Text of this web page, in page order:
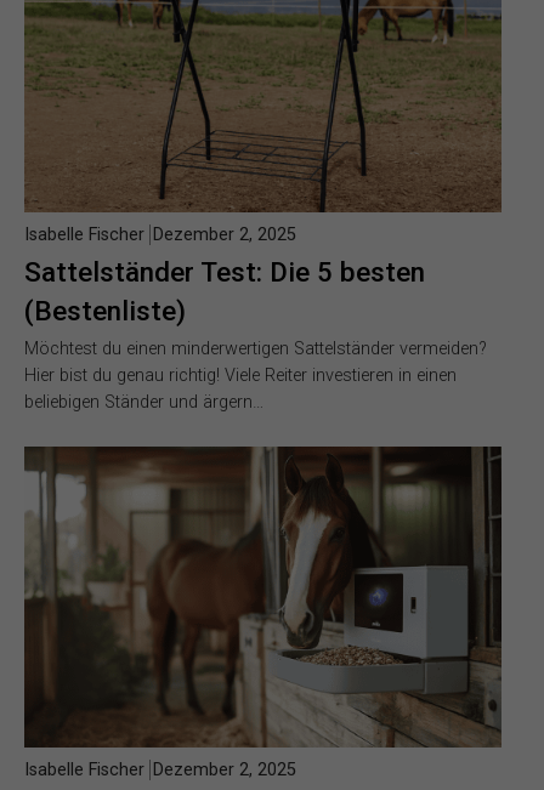
Sattelständer Test: Die 5 besten
(Bestenliste)
Isabelle Fischer Dezember 2, 2025
Möchtest du einen minderwertigen Sattelständer vermeiden?
Hier bist du genau richtig! Viele Reiter investieren in einen
beliebigen Ständer und ärgern…
Isabelle Fischer Dezember 2, 2025